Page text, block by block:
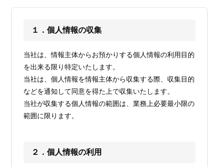
１．個人情報の収集
当社は、情報主体からお預かりする個人情報の利用目的
を出来る限り特定いたします。
当社は、個人情報を情報主体から収集する際、収集目的
などを通知して同意を得た上で収集いたします。
当社が収集する個人情報の範囲は、業務上必要最小限の
範囲に限ります。
２．個人情報の利用